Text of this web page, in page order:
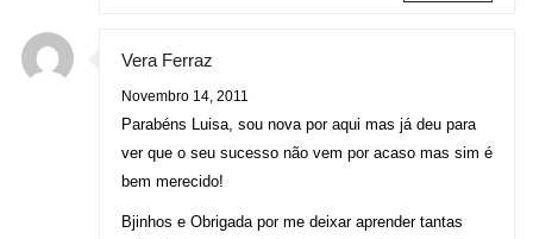
Vera Ferraz
Novembro 14, 2011
Parabéns Luisa, sou nova por aqui mas já deu para
ver que o seu sucesso não vem por acaso mas sim é
bem merecido!
Bjinhos e Obrigada por me deixar aprender tantas